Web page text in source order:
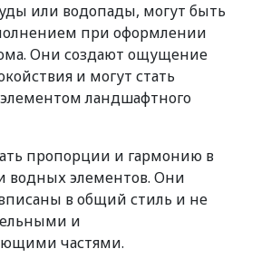
или водопады, могут быть
при оформлении
Они создают ощущение
и могут стать
ландшафтного
пропорции и гармонию в
водных элементов. Они
в общий стиль и не
и
частями.